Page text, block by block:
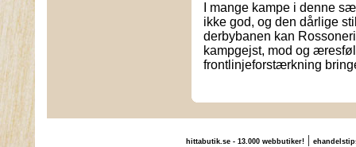
I mange kampe i denne
ikke god, og den dårlige
derbybanen kan
kampgejst, mod og
frontlinjeforstærkning
hittabutik.se - 13.000 webbutiker!|